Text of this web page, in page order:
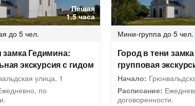
Пешая
1.5 часа
до 5 чел.
замка Гедимина:
экскурсия с гидом
улица, 1
по
Мини-группа до 5 чел.
Город в тени
групповая
Начало:
Расписание:
договоренности.